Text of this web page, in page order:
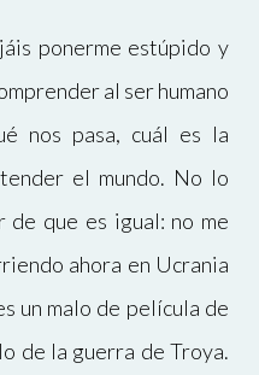
ponerme estúpido y
al ser humano
nos pasa, cuál es la
el mundo. No lo
de que es igual: no me
ahora en Ucrania
un malo de película de
de la guerra de Troya.